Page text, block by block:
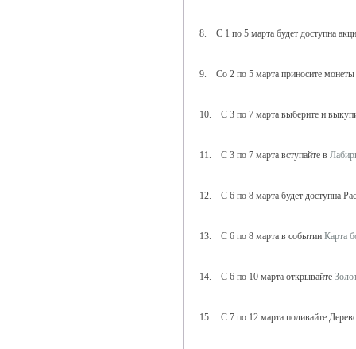
8. С 1 по 5 марта будет доступна
9. Со 2 по 5 марта приносите
10. С 3 по 7 марта выберите и
11. С 3 по 7 марта вступайте в
12. С 6 по 8 марта будет доступна
13. С 6 по 8 марта в событии Карта
14. С 6 по 10 марта открывайте
15. С 7 по 12 марта поливайте